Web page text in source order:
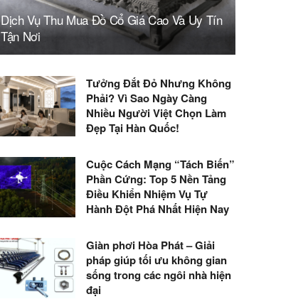
Dịch Vụ Thu Mua Đồ Cổ Giá Cao Và Uy Tín
Tận Nơi
Tưởng Đắt Đỏ Nhưng Không
Phải? Vì Sao Ngày Càng
Nhiều Người Việt Chọn Làm
Đẹp Tại Hàn Quốc!
Cuộc Cách Mạng “Tách Biến”
Phần Cứng: Top 5 Nền Tảng
Điều Khiển Nhiệm Vụ Tự
Hành Đột Phá Nhất Hiện Nay
Giàn phơi Hòa Phát – Giải
pháp giúp tối ưu không gian
sống trong các ngôi nhà hiện
đại